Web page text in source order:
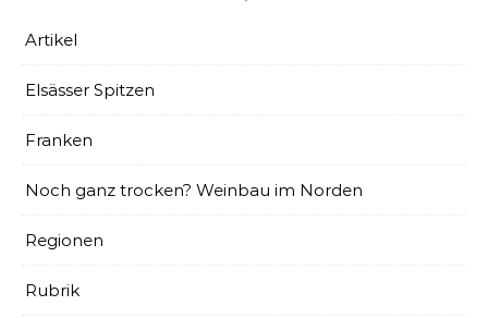
Artikel
Elsässer Spitzen
Franken
Noch ganz trocken? Weinbau im Norden
Regionen
Rubrik